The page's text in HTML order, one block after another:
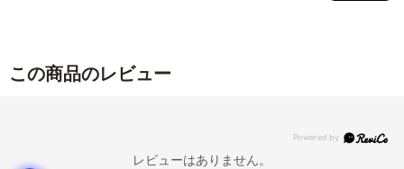
この商品のレビュー
レビューはありません。